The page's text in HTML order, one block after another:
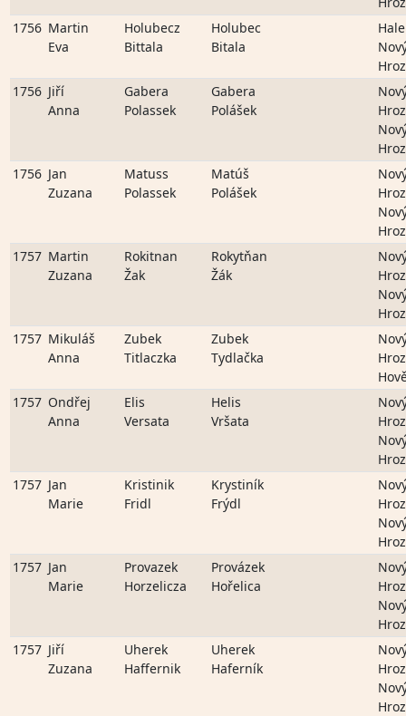
1756 Martin
Eva
Holubecz
Bittala
Holubec
Bitala
1756 Jiří
Anna
Gabera
Polassek
Gabera
Polášek
1756 Jan
Zuzana
Matuss
Polassek
Matúš
Polášek
1757 Martin
Zuzana
Rokitnan
Žak
Rokytňan
Žák
1757 Mikuláš
Anna
Zubek
Titlaczka
Zubek
Tydlačka
1757 Ondřej
Anna
Elis
Versata
Helis
Vršata
1757 Jan
Marie
Kristinik
Fridl
Krystiník
Frýdl
1757 Jan
Marie
Provazek
Horzelicza
Provázek
Hořelica
1757 Jiří
Zuzana
Uherek
Haffernik
Uherek
Haferník